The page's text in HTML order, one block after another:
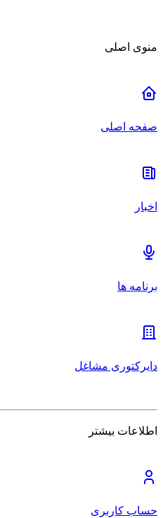
منوی اصلی
صفحه اصلی
اخبار
برنامه ها
دایرکتوری مشاغل
اطلاعات بیشتر
حساب کاربری